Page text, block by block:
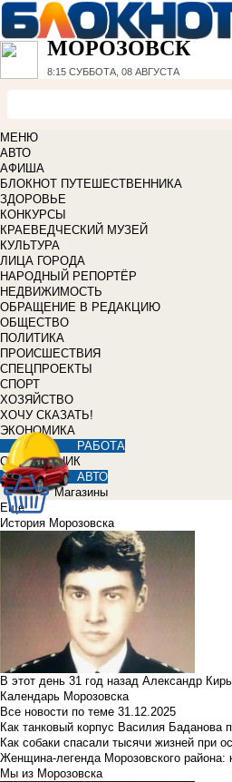
МОРОЗОВСК
8:15 СУББОТА, 08 АВГУСТА
МЕНЮ
АВТО
АФИША
БЛОКНОТ ПУТЕШЕСТВЕННИКА
ЗДОРОВЬЕ
КОНКУРСЫ
КРАЕВЕДЧЕСКИЙ МУЗЕЙ
КУЛЬТУРА
ЛИЦА ГОРОДА
НАРОДНЫЙ РЕПОРТЁР
НЕДВИЖИМОСТЬ
ОБРАЩЕНИЕ В РЕДАКЦИЮ
ОБЩЕСТВО
ПОЛИТИКА
ПРОИСШЕСТВИЯ
СПЕЦПРОЕКТЫ
СПОРТ
ХОЗЯЙСТВО
ХОЧУ СКАЗАТЬ!
ЭКОНОМИКА
РАБОТА
СПРАВОЧНИК
АВТО
Магазины
Еще
История Морозовска
В этот день 31 год назад Александр
Календарь Морозовска
Все новости по теме 31.12.2025
Как танковый корпус Василия
Как собаки спасали тысячи жизней при
Женщина-легенда Морозовского
Мы из Морозовска